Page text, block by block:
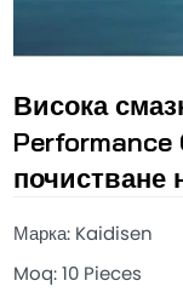
Висока
Performance
почистване
Марка: Kaidisen
Moq: 10 Pieces